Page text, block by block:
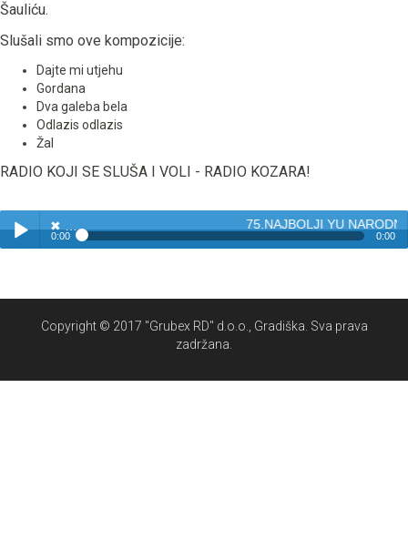
Šauliću.
Slušali smo ove kompozicije:
Dajte mi utjehu
Gordana
Dva galeba bela
Odlazis odlazis
Žal
RADIO KOJI SE SLUŠA I VOLI - RADIO KOZARA!
✖ 75.NAJBOLJI YU
0:00 0:00
Copyright © 2017 "Grubex RD" d.o.o., Gradiška. Sva prava
zadržana.